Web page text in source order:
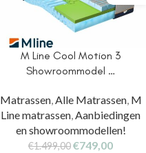
M Line Cool Motion 3
Showroommodel …
Matrassen,Alle Matrassen, M
Line matrassen,Aanbiedingen
en showroommodellen!
€1.499,00€749,00